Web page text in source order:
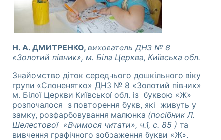
Н. А. ДМИТРЕНКО, вихователь ДНЗ № 8
«Золотий півник», м. Біла Церква, Київська обл.
Знайомство діток середнього дошкільного віку
групи «Слоненятко» ДНЗ № 8 «Золотий півник»
м. Білої Церкви Київської обл. із буквою «Ж»
розпочалося з повторення букв, які живуть у
замку, розфарбовування малюнка (посібник Л.
Шелестової «Вчимося читати», ч.1, с. 85 ) та
вивчення графічного зображення букви «Ж».